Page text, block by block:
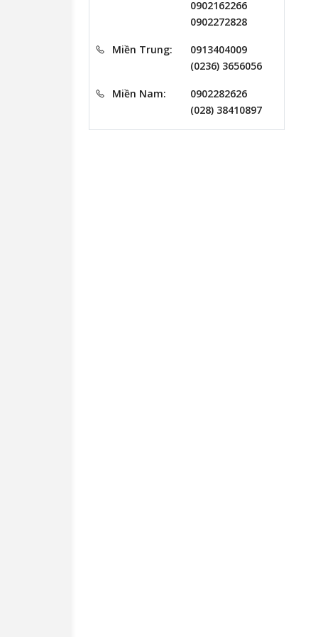
0902162266
0902272828
Miền Trung:
0913404009
(0236) 3656056
Miền Nam:
0902282626
(028) 38410897